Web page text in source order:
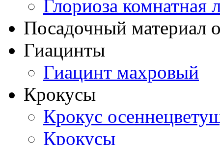
Глориоза комнатная
Посадочный материал
Гиацинты
Гиацинт махровый
Крокусы
Крокус
Крокусы